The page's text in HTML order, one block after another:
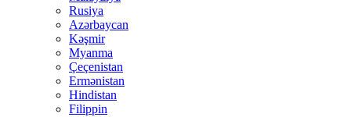
Rusiya
Azərbaycan
Kəşmir
Myanma
Çeçenistan
Ermənistan
Hindistan
Filippin